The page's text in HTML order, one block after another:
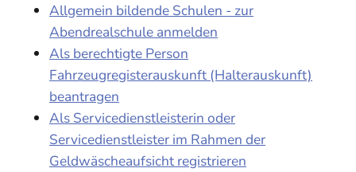
Allgemein bildende Schulen - zur
Abendrealschule anmelden
Als berechtigte Person
Fahrzeugregisterauskunft (Halterauskunft)
beantragen
Als Servicedienstleisterin oder
Servicedienstleister im Rahmen der
Geldwäscheaufsicht registrieren